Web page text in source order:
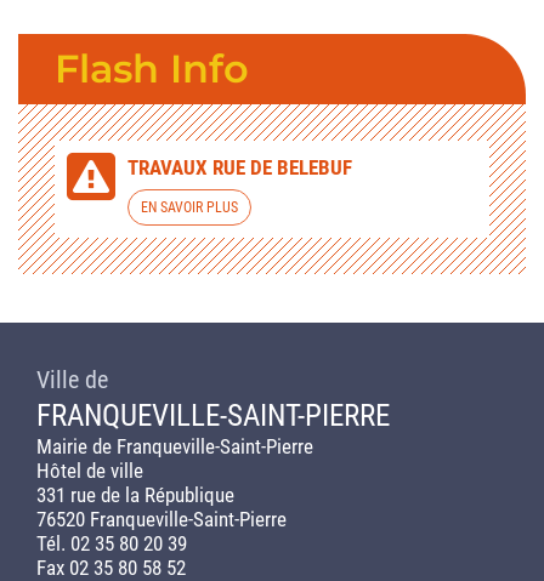
Flash Info
TRAVAUX RUE DE BELEBUF
EN SAVOIR PLUS
Ville de
FRANQUEVILLE-SAINT-PIERRE
Mairie de Franqueville-Saint-Pierre
Hôtel de ville
331 rue de la République
76520 Franqueville-Saint-Pierre
Tél. 02 35 80 20 39
Fax 02 35 80 58 52